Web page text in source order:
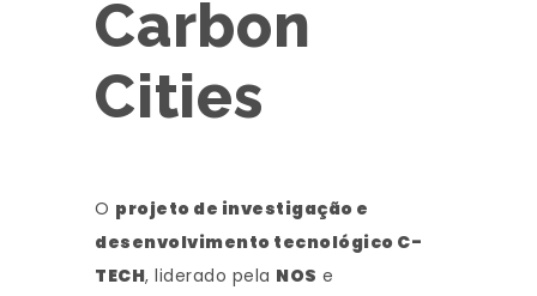
Carbon
Cities
O projeto de investigação e
desenvolvimento tecnológico C-
TECH, liderado pela NOS e